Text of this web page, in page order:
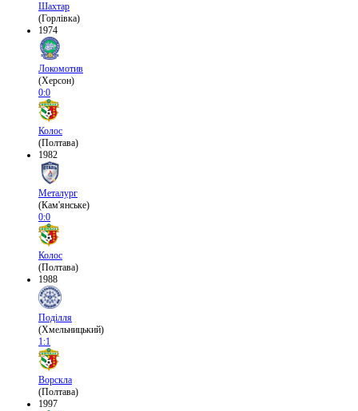
Шахтар
(Горлівка)
1974
Локомотив
(Херсон)
0:0
Колос
(Полтава)
1982
Металург
(Кам'янське)
0:0
Колос
(Полтава)
1988
Поділля
(Хмельницький)
1:1
Ворскла
(Полтава)
1997